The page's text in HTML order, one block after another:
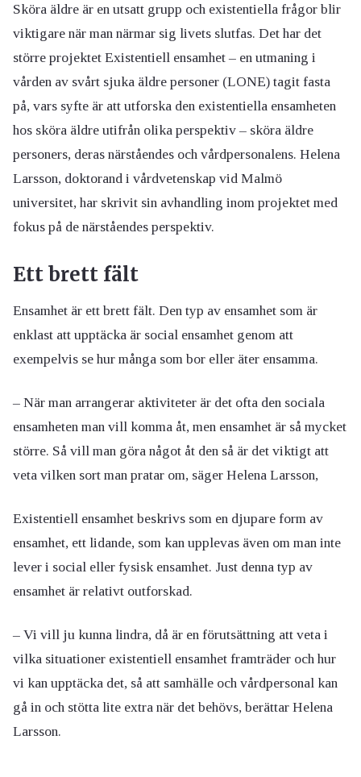
Sköra äldre är en utsatt grupp och existentiella frågor blir
viktigare när man närmar sig livets slutfas. Det har det
större projektet Existentiell ensamhet – en utmaning i
vården av svårt sjuka äldre personer (LONE) tagit fasta
på, vars syfte är att utforska den existentiella ensamheten
hos sköra äldre utifrån olika perspektiv – sköra äldre
personers, deras närståendes och vårdpersonalens. Helena
Larsson, doktorand i vårdvetenskap vid Malmö
universitet, har skrivit sin avhandling inom projektet med
fokus på de närståendes perspektiv.
Ett brett fält
Ensamhet är ett brett fält. Den typ av ensamhet som är
enklast att upptäcka är social ensamhet genom att
exempelvis se hur många som bor eller äter ensamma.
– När man arrangerar aktiviteter är det ofta den sociala
ensamheten man vill komma åt, men ensamhet är så mycket
större. Så vill man göra något åt den så är det viktigt att
veta vilken sort man pratar om, säger Helena Larsson,
Existentiell ensamhet beskrivs som en djupare form av
ensamhet, ett lidande, som kan upplevas även om man inte
lever i social eller fysisk ensamhet. Just denna typ av
ensamhet är relativt outforskad.
– Vi vill ju kunna lindra, då är en förutsättning att veta i
vilka situationer existentiell ensamhet framträder och hur
vi kan upptäcka det, så att samhälle och vårdpersonal kan
gå in och stötta lite extra när det behövs, berättar Helena
Larsson.